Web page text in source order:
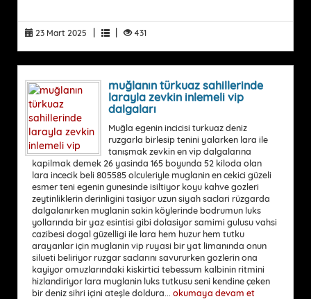
23 Mart 2025 | | 431
muğlanın türkuaz sahillerinde
larayla zevkin inlemeli vip
dalgaları
Muğla egenin incicisi turkuaz deniz
ruzgarla birlesip tenini yalarken lara ile
tanışmak zevkin en vip dalgalarına
kapilmak demek 26 yasinda 165 boyunda 52 kiloda olan
lara incecik beli 805585 olculeriyle muglanin en cekici güzeli
esmer teni egenin gunesinde isiltiyor koyu kahve gozleri
zeytinliklerin derinligini tasiyor uzun siyah saclari rüzgarda
dalgalanırken muglanin sakin köylerinde bodrumun luks
yollarında bir yaz esintisi gibi dolasiyor samimi gulusu vahsi
cazibesi dogal güzelligi ile lara hem huzur hem tutku
arayanlar için muglanin vip ruyasi bir yat limanında onun
silueti beliriyor ruzgar saclarını savururken gozlerin ona
kayiyor omuzlarındaki kiskirtici tebessum kalbinin ritmini
hizlandiriyor lara muglanin luks tutkusu seni kendine çeken
bir deniz sihri içini ateşle doldura... okumaya devam et